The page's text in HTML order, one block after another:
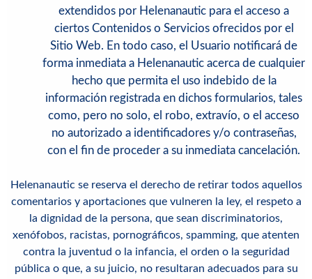
extendidos por Helenanautic para el acceso a
ciertos Contenidos o Servicios ofrecidos por el
Sitio Web. En todo caso, el Usuario notificará de
forma inmediata a Helenanautic acerca de cualquier
hecho que permita el uso indebido de la
información registrada en dichos formularios, tales
como, pero no solo, el robo, extravío, o el acceso
no autorizado a identificadores y/o contraseñas,
con el fin de proceder a su inmediata cancelación.
Helenanautic se reserva el derecho de retirar todos aquellos
comentarios y aportaciones que vulneren la ley, el respeto a
la dignidad de la persona, que sean discriminatorios,
xenófobos, racistas, pornográficos, spamming, que atenten
contra la juventud o la infancia, el orden o la seguridad
pública o que, a su juicio, no resultaran adecuados para su